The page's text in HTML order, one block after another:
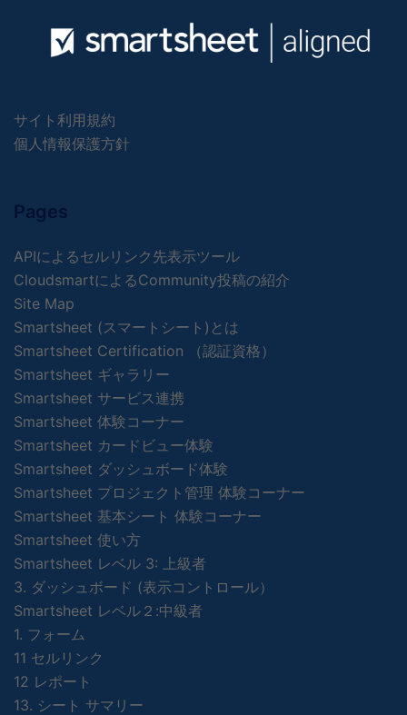
サイト利用規約
個人情報保護方針
Pages
APIによるセルリンク先表示ツール
CloudsmartによるCommunity投稿の紹介
Site Map
Smartsheet (スマートシート)とは
Smartsheet Certification （認証資格）
Smartsheet ギャラリー
Smartsheet サービス連携
Smartsheet 体験コーナー
Smartsheet カードビュー体験
Smartsheet ダッシュボード体験
Smartsheet プロジェクト管理 体験コーナー
Smartsheet 基本シート 体験コーナー
Smartsheet 使い方
Smartsheet レベル 3: 上級者
3. ダッシュボード (表示コントロール）
Smartsheet レベル２:中級者
1. フォーム
11 セルリンク
12 レポート
13. シート サマリー